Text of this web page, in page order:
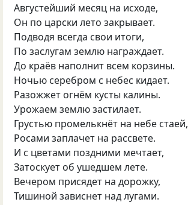
Августейший месяц на исходе,
Он по царски лето закрывает.
Подводя всегда свои итоги,
По заслугам землю награждает.
До краёв наполнит всем корзины.
Ночью серебром с небес кидает.
Разожжет огнём кусты калины.
Урожаем землю застилает.
Грустью промелькнёт на небе стаей,
Росами заплачет на рассвете.
И с цветами поздними мечтает,
Затоскует об ушедшем лете.
Вечером присядет на дорожку,
Тишиной зависнет над лугами.